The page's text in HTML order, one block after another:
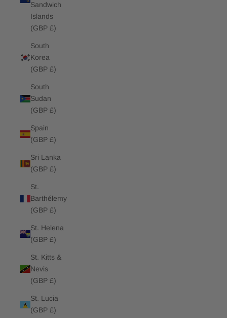
Sandwich
Islands
(GBP £)
South
Korea
(GBP £)
South
Sudan
(GBP £)
Spain
(GBP £)
Sri Lanka
(GBP £)
St.
Barthélemy
(GBP £)
St. Helena
(GBP £)
St. Kitts &
Nevis
(GBP £)
St. Lucia
(GBP £)